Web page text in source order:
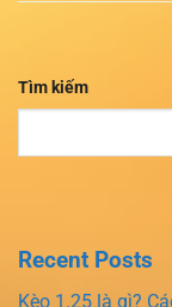
Tìm kiếm
Recent Posts
Kèo 1.25 là gì?